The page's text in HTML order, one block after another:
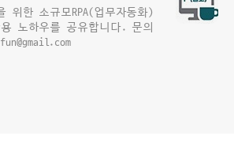
위한 소규모RPA(업무자동화)
노하우를 공유합니다. 문의